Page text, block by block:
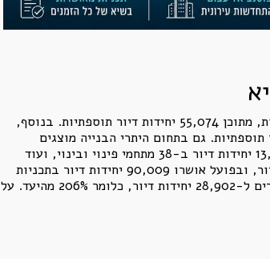
לפי הדו"ח, בשנת 2025 אושרו 186 תכניות מפורטות למתחמי פינוי ובינוי, הכוללות 75,925 יחידות דיור חדשות, מתוכן 55,074 יחידות דיור תוספתיות. בנוסף,
עירונית, ובהם 65,461 יחידות דיור חדשות ו-48,701 יחידות דיור תוספתיות. גם בתחום היתרי הבנייה מוצגים
מספרים משמעותיים: בשנת 2025 ניתנו היתרי בנייה ל-28,902 יחידות דיור בהתחדשות עירונית. מתוכן, 13,066 יחידות דיור ב-38 מתחמי פינוי ובינוי, ועוד
15,836 יחידות דיור ב-568 מיזמי התחדשות בניינית. לפי הדו"ח, יעד התכנון השנתי עמד על 31,250 יחידות דיור, ובפועל אושרו 90,009 יחידות דיור בתכניות
התחדשות עירונית, כלומר 288% מהיעד. יעד ההיתרים השנתי עמד על 14,000 יחידות דיור, ובפועל ניתנו היתרים ל-28,902 יחידות דיור, כלומר 206% מהיעד. על